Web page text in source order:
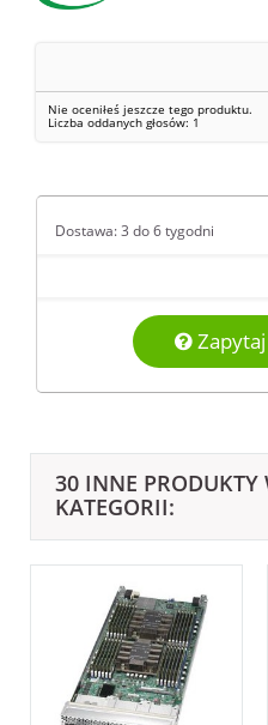
Nie oceniłeś jeszcze tego produktu.
Liczba oddanych głosów: 1
Dostawa: 3 do 6 tygodni
30 INNE PRODUKTY
KATEGORII: